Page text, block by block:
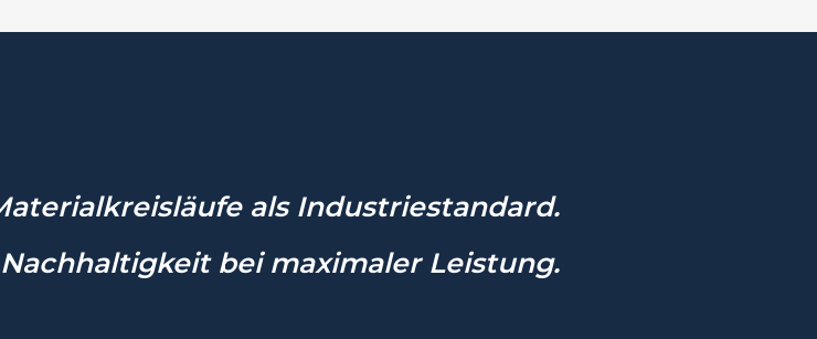
als Industriestandard.
bei maximaler Leistung.